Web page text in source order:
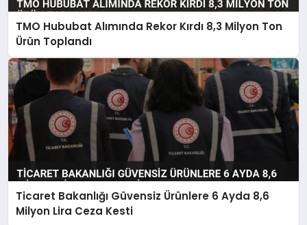
TMO Hububat Alımında Rekor Kırdı 8,3 Milyon Ton
Ürün Toplandı
Ticaret Bakanlığı Güvensiz Ürünlere 6 Ayda 8,6
Milyon Lira Ceza Kesti